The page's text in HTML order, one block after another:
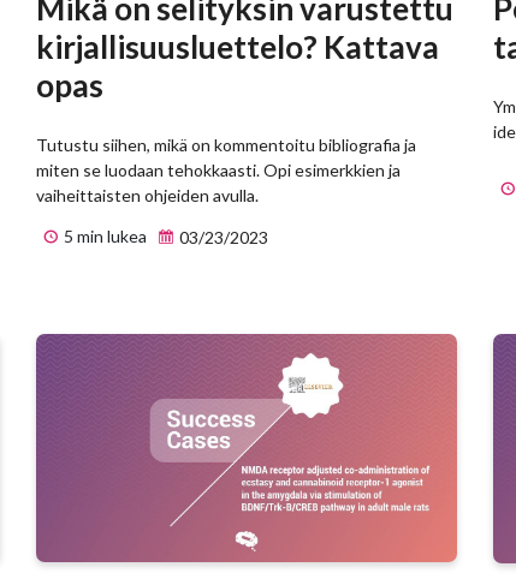
Mikä on selityksin varustettu
kirjallisuusluettelo? Kattava
opas
Tutustu siihen, mikä on kommentoitu bibliografia ja
miten se luodaan tehokkaasti. Opi esimerkkien ja
vaiheittaisten ohjeiden avulla.
5 min lukea
03/23/2023